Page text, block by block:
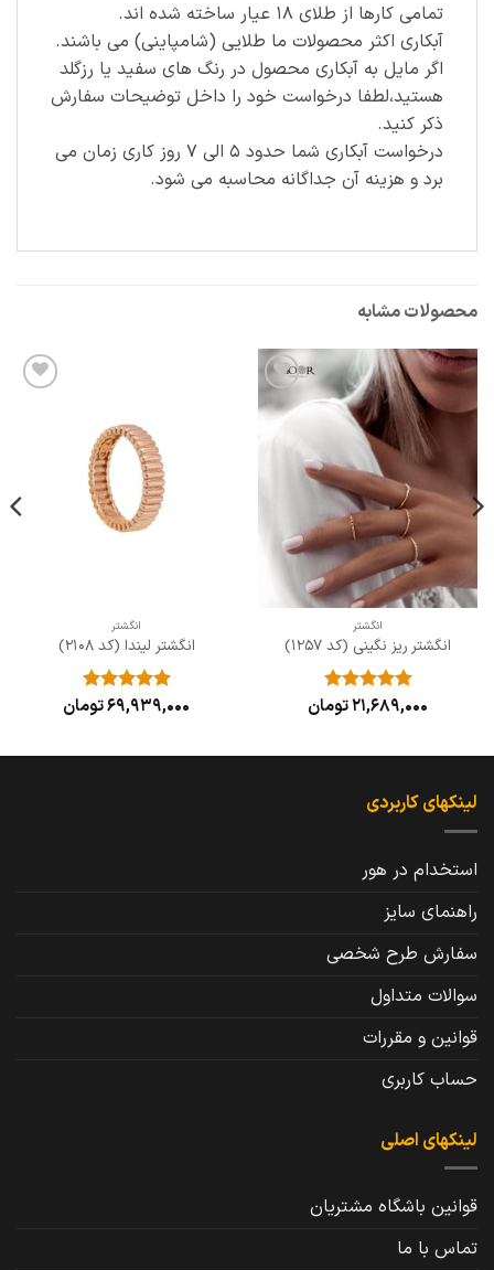
تمامی کارها از طلای ۱۸ عیار ساخته شده اند.
آبکاری اکثر محصولات ما طلایی (شامپاینی) می باشند.
اگر مایل به آبکاری محصول در رنگ های سفید یا رزگلد
هستید،لطفا درخواست خود را داخل توضیحات سفارش
ذکر کنید.
درخواست آبکاری شما حدود ۵ الی ۷ روز کاری زمان می
برد و هزینه آن جداگانه محاسبه می شود.
محصولات مشابه
افزودن
به
علاقه
مندی
انگشتر
انگشتر ریز نگینی (کد 1257)
نمره 5از21,689,000تومان
انگشتر
انگشتر لیندا (کد 2108)
نمره 5از69,939,000تومان
لینکهای کاربردی
استخدام در هور
راهنمای سایز
سفارش طرح شخصی
سوالات متداول
قوانین و مقررات
حساب کاربری
لینکهای اصلی
قوانین باشگاه مشتریان
تماس با ما